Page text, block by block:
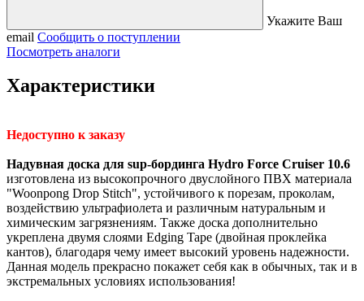
Укажите Ваш
email Сообщить о поступлении
Посмотреть аналоги
Характеристики
Недоступно к заказу
Надувная доска для sup-бординга Hydro Force Cruiser 10.6
изготовлена из высокопрочного двуслойного ПВХ материала
"Woonpong Drop Stitch", устойчивого к порезам, проколам,
воздействию ультрафиолета и различным натуральным и
химическим загрязнениям. Также доска дополнительно
укреплена двумя слоями Edging Tape (двойная проклейка
кантов), благодаря чему имеет высокий уровень надежности.
Данная модель прекрасно покажет себя как в обычных, так и в
экстремальных условиях использования!